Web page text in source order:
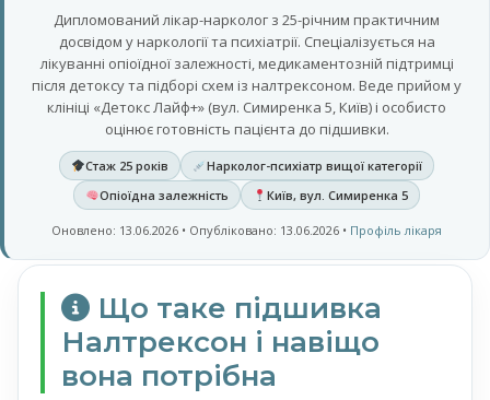
Дипломований лікар-нарколог з 25-річним практичним
досвідом у наркології та психіатрії. Спеціалізується на
лікуванні опіоїдної залежності, медикаментозній підтримці
після детоксу та підборі схем із налтрексоном. Веде прийом у
клініці «Детокс Лайф+» (вул. Симиренка 5, Київ) і особисто
оцінює готовність пацієнта до підшивки.
Стаж 25 років
Нарколог-психіатр вищої категорії
Опіоїдна залежність
Київ, вул. Симиренка 5
Оновлено: 13.06.2026 • Опубліковано: 13.06.2026 • Профіль лікаря
Що таке підшивка
Налтрексон і навіщо
вона потрібна